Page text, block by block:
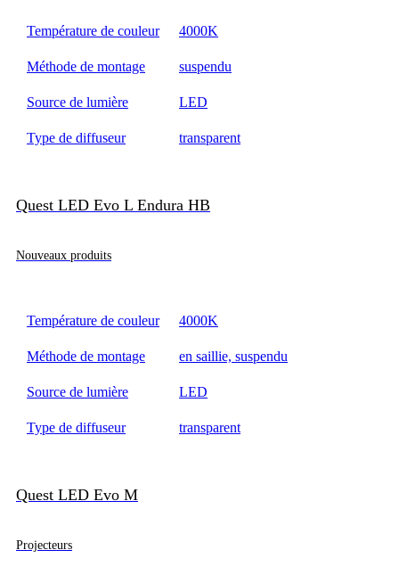
Température de couleur 4000K
Méthode de montage suspendu
Source de lumière LED
Type de diffuseur transparent
Quest LED Evo L Endura HB
Nouveaux produits
Température de couleur 4000K
Méthode de montage en saillie, suspendu
Source de lumière LED
Type de diffuseur transparent
Quest LED Evo M
Projecteurs